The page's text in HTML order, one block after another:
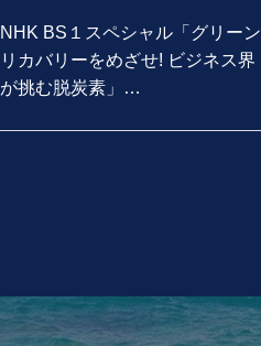
NHK BS１スペシャル「グリーン
リカバリーをめざせ! ビジネス界
が挑む脱炭素」…